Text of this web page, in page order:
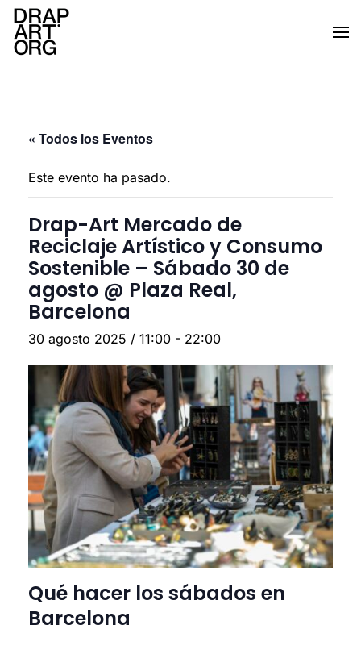
Ir al contenido principal
« Todos los Eventos
Este evento ha pasado.
Drap-Art Mercado de
Reciclaje Artístico y Consumo
Sostenible – Sábado 30 de
agosto @ Plaza Real,
Barcelona
30 agosto 2025 / 11:00 - 22:00
Qué hacer los sábados en
Barcelona